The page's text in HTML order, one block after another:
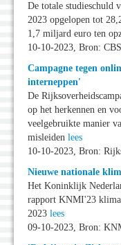
De totale studieschuld
2023 opgelopen tot
1,7 miljard euro ten
10-10-2023, Bron:
Campagne tegen
interneppen'
De
op het herkennen en
veelgebruikte manier
misleiden lees
10-10-2023, Bron:
Nieuwe nationale
Het Koninklijk
rapport KNMI'23
2023 lees
09-10-2023, Bron: